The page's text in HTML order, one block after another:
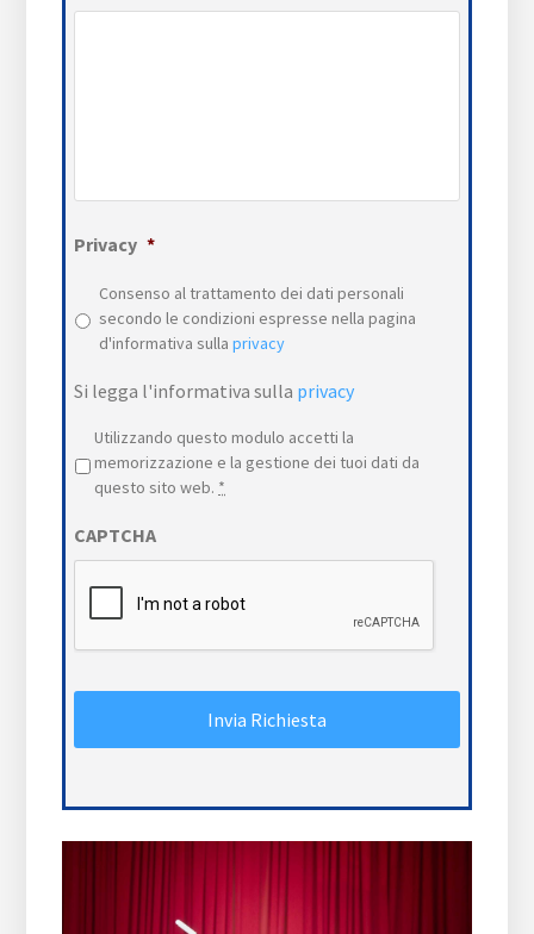
Privacy *
Consenso al trattamento dei dati personali
secondo le condizioni espresse nella pagina
d'informativa sullaprivacy
Si legga l'informativa sulla privacy
Privacy *
Utilizzando questo modulo accetti la
memorizzazione e la gestione dei tuoi dati da
questo sito web. *
CAPTCHA